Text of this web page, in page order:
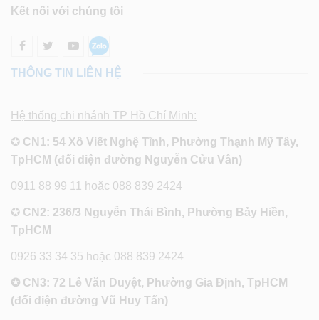
Kết nối với chúng tôi
THÔNG TIN LIÊN HỆ
Hệ thống chi nhánh TP Hồ Chí Minh:
✪ CN1: 54 Xô Viết Nghệ Tĩnh, Phường Thạnh Mỹ Tây,
TpHCM (đối diện đường Nguyễn Cửu Vân)
0911 88 99 11 hoặc 088 839 2424
✪ CN2: 236/3 Nguyễn Thái Bình, Phường Bảy Hiền,
TpHCM
0926 33 34 35 hoặc 088 839 2424
✪ CN3: 72 Lê Văn Duyệt, Phường Gia Định, TpHCM
(đối diện đường Vũ Huy Tấn)